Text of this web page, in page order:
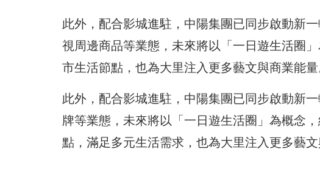
此外，配合影城進駐，中陽集團已同步啟動新一
視周邊商品等業態，未來將以「 一日遊生活圈
市生活節點， 也為大里注入更多藝文與商業能量
此外，配合影城進駐，中陽集團已同步啟動新一
牌等業態，未來將以「 一日遊生活圈」為概念，
點，滿足多元生活需求， 也為大里注入更多藝文